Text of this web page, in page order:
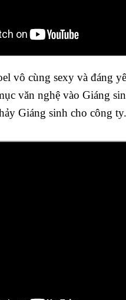
vô cùng sexy và đáng
văn nghệ vào Giáng
Giáng sinh cho công ty.